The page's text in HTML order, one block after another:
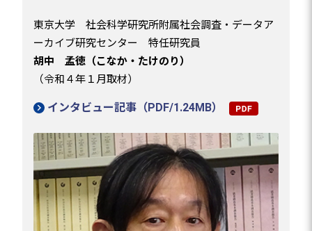
東京大学 社会科学研究所附属社会調査・データア
ーカイブ研究センター 特任研究員
胡中 孟徳（こなか・たけのり）
（令和４年１月取材）
インタビュー記事（PDF/1.24MB）